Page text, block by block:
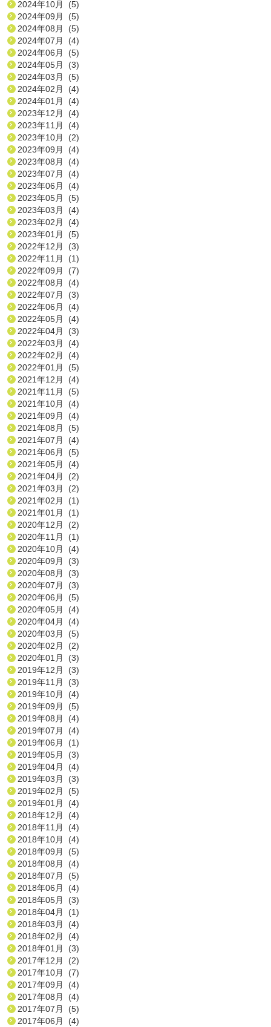
2024年10月 (5)
2024年09月 (5)
2024年08月 (5)
2024年07月 (4)
2024年06月 (5)
2024年05月 (3)
2024年03月 (5)
2024年02月 (4)
2024年01月 (4)
2023年12月 (4)
2023年11月 (4)
2023年10月 (2)
2023年09月 (4)
2023年08月 (4)
2023年07月 (4)
2023年06月 (4)
2023年05月 (5)
2023年03月 (4)
2023年02月 (4)
2023年01月 (5)
2022年12月 (3)
2022年11月 (1)
2022年09月 (7)
2022年08月 (4)
2022年07月 (3)
2022年06月 (4)
2022年05月 (4)
2022年04月 (3)
2022年03月 (4)
2022年02月 (4)
2022年01月 (5)
2021年12月 (4)
2021年11月 (5)
2021年10月 (4)
2021年09月 (4)
2021年08月 (5)
2021年07月 (4)
2021年06月 (5)
2021年05月 (4)
2021年04月 (2)
2021年03月 (2)
2021年02月 (1)
2021年01月 (1)
2020年12月 (2)
2020年11月 (1)
2020年10月 (4)
2020年09月 (3)
2020年08月 (3)
2020年07月 (3)
2020年06月 (5)
2020年05月 (4)
2020年04月 (4)
2020年03月 (5)
2020年02月 (2)
2020年01月 (3)
2019年12月 (3)
2019年11月 (3)
2019年10月 (4)
2019年09月 (5)
2019年08月 (4)
2019年07月 (4)
2019年06月 (1)
2019年05月 (3)
2019年04月 (4)
2019年03月 (3)
2019年02月 (5)
2019年01月 (4)
2018年12月 (4)
2018年11月 (4)
2018年10月 (4)
2018年09月 (5)
2018年08月 (4)
2018年07月 (5)
2018年06月 (4)
2018年05月 (3)
2018年04月 (1)
2018年03月 (4)
2018年02月 (4)
2018年01月 (3)
2017年12月 (2)
2017年10月 (7)
2017年09月 (4)
2017年08月 (4)
2017年07月 (5)
2017年06月 (4)